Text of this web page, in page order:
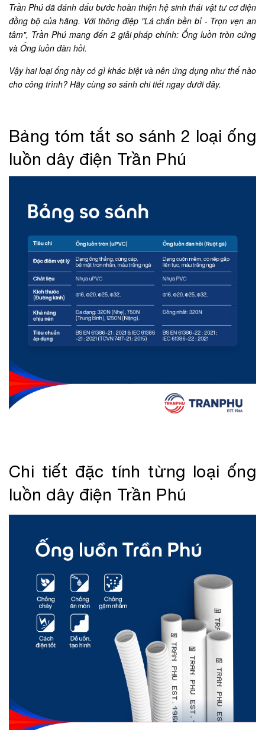
Trần Phú đã đánh dấu bước hoàn thiện hệ sinh thái vật tư cơ điện
đồng bộ của hãng. Với thông điệp "Lá chắn bền bỉ - Trọn vẹn an
tâm", Trần Phú mang đến 2 giải pháp chính: Ống luồn tròn cứng
và Ống luồn đàn hồi.
Vậy hai loại ống này có gì khác biệt và nên ứng dụng như thế nào
cho công trình? Hãy cùng so sánh chi tiết ngay dưới đây.
Bảng tóm tắt so sánh 2 loại ống
luồn dây điện Trần Phú
Chi tiết đặc tính từng loại ống
luồn dây điện Trần Phú